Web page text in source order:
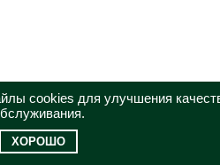
cookies для улучшения
ХОРОШО